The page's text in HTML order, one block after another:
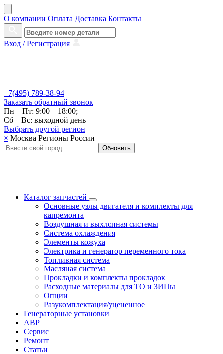
О компании Оплата Доставка Контакты
Вход /Регистрация
+7(495) 789-38-94
Заказать обратный звонок
Пн – Пт: 9:00 – 18:00;
Сб – Вс: выходной день
Выбрать другой регион
× Москва Регионы России
Обновить
Каталог запчастей
Основные узлы двигателя и комплекты для
капремонта
Воздушная и выхлопная системы
Система охлаждения
Элементы кожуха
Электрика и генератор переменного тока
Топливная система
Масляная система
Прокладки и комплекты прокладок
Расходные материалы для ТО и ЗИПы
Опции
Разукомплектация/уцененное
Генераторные установки
АВР
Сервис
Ремонт
Статьи